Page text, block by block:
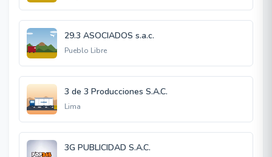
29.3 ASOCIADOS s.a.c.
Pueblo Libre
3 de 3 Producciones S.A.C.
Lima
3G PUBLICIDAD S.A.C.